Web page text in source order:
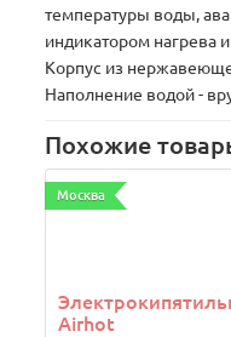
температуры воды,
индикатором нагрева
Корпус из
Наполнение водой -
Похожие
Москва
Airhot